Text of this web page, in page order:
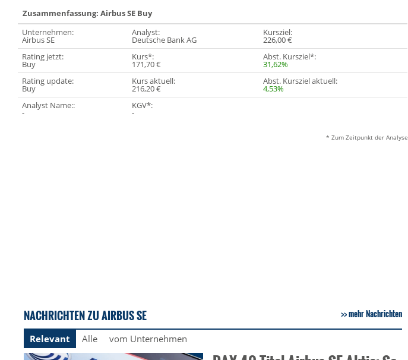
Zusammenfassung: Airbus SE Buy
Unternehmen:
Airbus SE
Analyst:
Deutsche Bank AG
Kursziel:
226,00 €
Rating jetzt:
Buy
Kurs*:
171,70 €
Abst. Kursziel*:
31,62%
Rating update:
Buy
Kurs aktuell:
216,20 €
Abst. Kursziel aktuell:
4,53%
Analyst Name::
-
KGV*:
-
* Zum Zeitpunkt der Analyse
NACHRICHTEN ZU AIRBUS SE mehr Nachrichten
Relevant Alle vom Unternehmen